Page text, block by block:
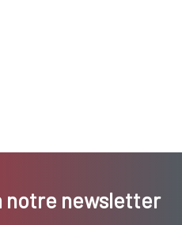
notre newsletter